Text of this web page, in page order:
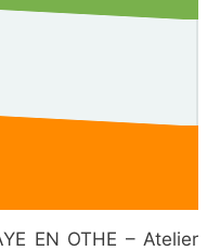
EN OTHE – Atelier